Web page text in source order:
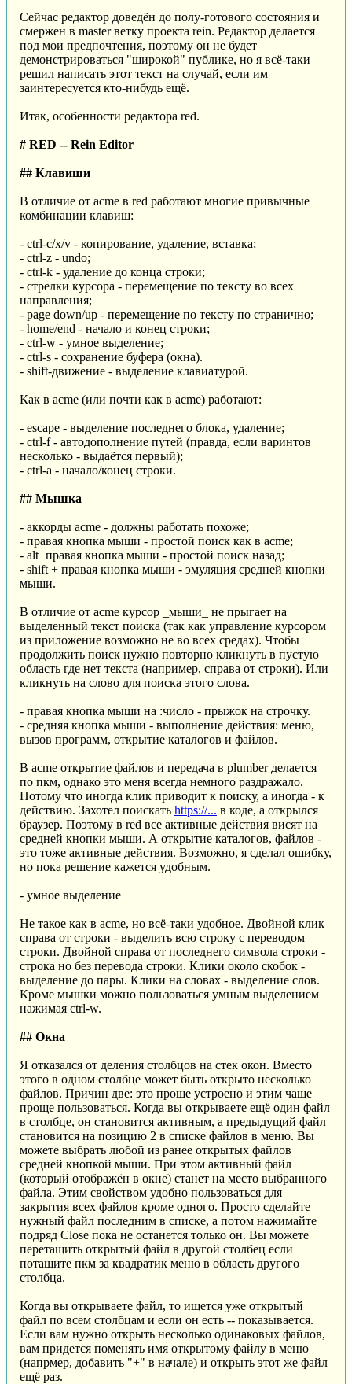
Сейчас редактор доведён до полу-готового состояния и
смержен в master ветку проекта rein. Редактор делается
под мои предпочтения, поэтому он не будет
демонстрироваться "широкой" публике, но я всё-таки
решил написать этот текст на случай, если им
заинтересуется кто-нибудь ещё.
Итак, особенности редактора red.
# RED -- Rein Editor
## Клавиши
В отличие от acme в red работают многие привычные
комбинации клавиш:
- ctrl-c/x/v - копирование, удаление, вставка;
- ctrl-z - undo;
- ctrl-k - удаление до конца строки;
- стрелки курсора - перемещение по тексту во всех
направления;
- page down/up - перемещение по тексту по странично;
- home/end - начало и конец строки;
- ctrl-w - умное выделение;
- ctrl-s - сохранение буфера (окна).
- shift-движение - выделение клавиатурой.
Как в acme (или почти как в acme) работают:
- escape - выделение последнего блока, удаление;
- ctrl-f - автодополнение путей (правда, если варинтов
несколько - выдаётся первый);
- ctrl-a - начало/конец строки.
## Мышка
- аккорды acme - должны работать похоже;
- правая кнопка мыши - простой поиск как в acme;
- alt+правая кнопка мыши - простой поиск назад;
- shift + правая кнопка мыши - эмуляция средней кнопки
мыши.
В отличие от acme курсор _мыши_ не прыгает на
выделенный текст поиска (так как управление курсором
из приложение возможно не во всех средах). Чтобы
продолжить поиск нужно повторно кликнуть в пустую
область где нет текста (например, справа от строки). Или
кликнуть на слово для поиска этого слова.
- правая кнопка мыши на :число - прыжок на строчку.
- средняя кнопка мыши - выполнение действия: меню,
вызов программ, открытие каталогов и файлов.
В acme открытие файлов и передача в plumber делается
по пкм, однако это меня всегда немного раздражало.
Потому что иногда клик приводит к поиску, а иногда - к
действию. Захотел поискать https://... в коде, а открылся
браузер. Поэтому в red все активные действия висят на
средней кнопки мыши. А открытие каталогов, файлов -
это тоже активные действия. Возможно, я сделал ошибку,
но пока решение кажется удобным.
- умное выделение
Не такое как в acme, но всё-таки удобное. Двойной клик
справа от строки - выделить всю строку с переводом
строки. Двойной справа от последнего символа строки -
строка но без перевода строки. Клики около скобок -
выделение до пары. Клики на словах - выделение слов.
Кроме мышки можно пользоваться умным выделением
нажимая ctrl-w.
## Окна
Я отказался от деления столбцов на стек окон. Вместо
этого в одном столбце может быть открыто несколько
файлов. Причин две: это проще устроено и этим чаще
проще пользоваться. Когда вы открываете ещё один файл
в столбце, он становится активным, а предыдущий файл
становится на позицию 2 в списке файлов в меню. Вы
можете выбрать любой из ранее открытых файлов
средней кнопкой мыши. При этом активный файл
(который отображён в окне) станет на место выбранного
файла. Этим свойством удобно пользоваться для
закрытия всех файлов кроме одного. Просто сделайте
нужный файл последним в списке, а потом нажимайте
подряд Close пока не останется только он. Вы можете
перетащить открытый файл в другой столбец если
потащите пкм за квадратик меню в область другого
столбца.
Когда вы открываете файл, то ищется уже открытый
файл по всем столбцам и если он есть -- показывается.
Если вам нужно открыть несколько одинаковых файлов,
вам придется поменять имя открытому файлу в меню
(напрмер, добавить "+" в начале) и открыть этот же файл
ещё раз.